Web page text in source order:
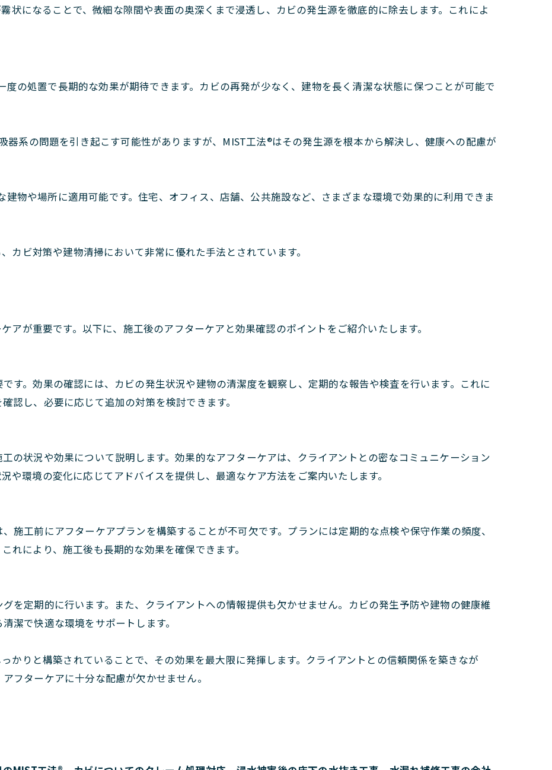
状になることで、微細な隙間や表面の奥深くまで浸透し、カビの発生源を徹底的に除去します。これによ
度の処置で長期的な効果が期待できます。カビの再発が少なく、建物を長く清潔な状態に保つことが可能で
器系の問題を引き起こす可能性がありますが、MIST工法®はその発生源を根本から解決し、健康への配慮が
建物や場所に適用可能です。住宅、オフィス、店舗、公共施設など、さまざまな環境で効果的に利用できま
カビ対策や建物清掃において非常に優れた手法とされています。
アが重要です。以下に、施工後のアフターケアと効果確認のポイントをご紹介いたします。
す。効果の確認には、カビの発生状況や建物の清潔度を観察し、定期的な報告や検査を行います。これに
認し、必要に応じて追加の対策を検討できます。
の状況や効果について説明します。効果的なアフターケアは、クライアントとの密なコミュニケーション
や環境の変化に応じてアドバイスを提供し、最適なケア方法をご案内いたします。
施工前にアフターケアプランを構築することが不可欠です。プランには定期的な点検や保守作業の頻度、
れにより、施工後も長期的な効果を確保できます。
を定期的に行います。また、クライアントへの情報提供も欠かせません。カビの発生予防や建物の健康維
潔で快適な環境をサポートします。
かりと構築されていることで、その効果を最大限に発揮します。クライアントとの信頼関係を築きなが
フターケアに十分な配慮が欠かせません。